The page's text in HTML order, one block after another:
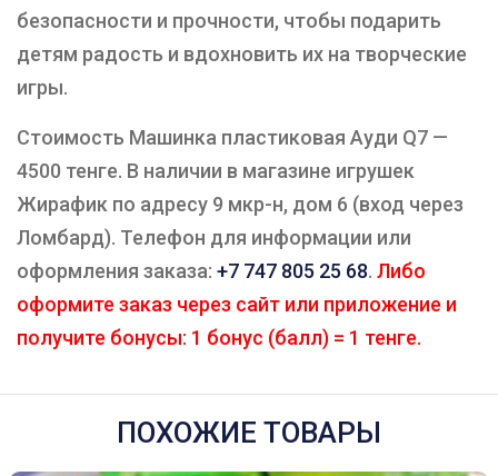
безопасности и прочности, чтобы подарить
детям радость и вдохновить их на творческие
игры.
Стоимость Машинка пластиковая Ауди Q7 —
4500 тенге. В наличии в магазине игрушек
Жирафик по адресу 9 мкр-н, дом 6 (вход через
Ломбард). Телефон для информации или
оформления заказа: +7 747 805 25 68. Либо
оформите заказ через сайт или приложение и
получите бонусы: 1 бонус (балл) = 1 тенге.
ПОХОЖИЕ ТОВАРЫ